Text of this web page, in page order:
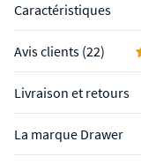
Caractéristiques
Avis clients (22)
Livraison et retours
La marque Drawer